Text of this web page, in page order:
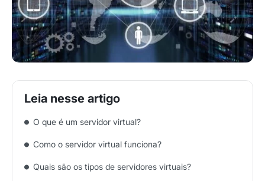
O que é um servidor virtual?
Como o servidor virtual funciona?
Quais são os tipos de servidores virtuais?